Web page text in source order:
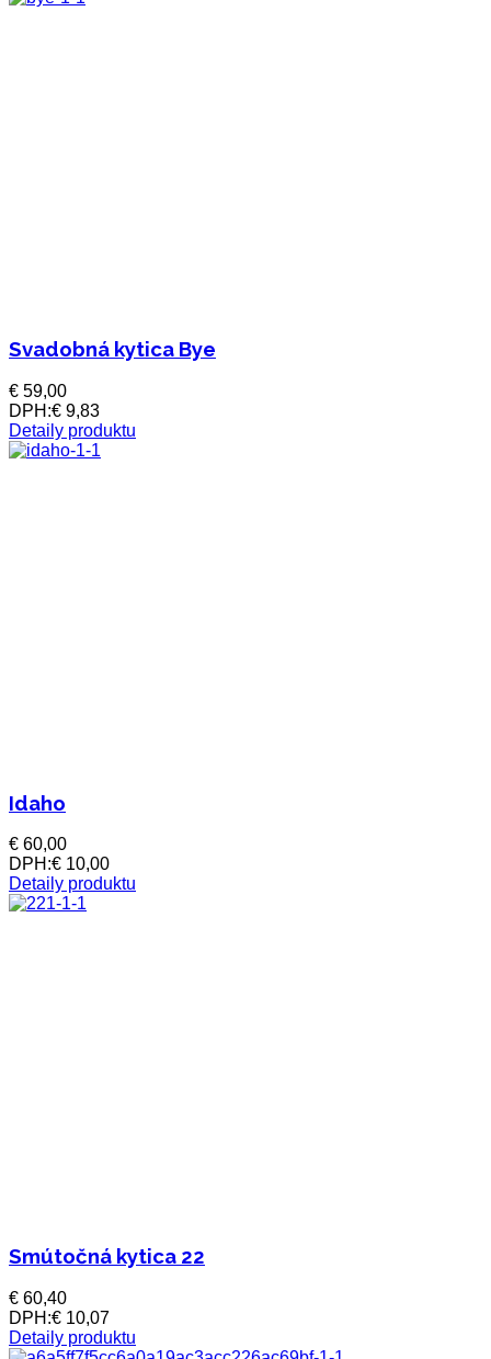
Svadobná kytica Bye
€ 59,00
DPH:€ 9,83
Detaily produktu
Idaho
€ 60,00
DPH:€ 10,00
Detaily produktu
Smútočná kytica 22
€ 60,40
DPH:€ 10,07
Detaily produktu